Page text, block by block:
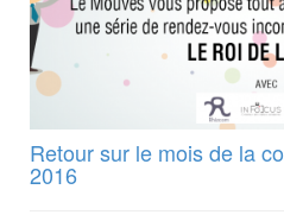
Retour sur le mois de la
2016